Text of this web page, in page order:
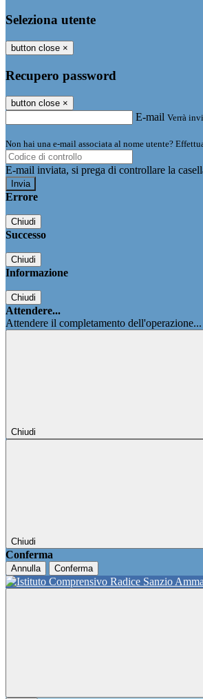
Seleziona utente
button close ×
Recupero password
button close ×
E-mail Verrà
Non hai una e-mail associata al nome utente?
E-mail inviata, si prega di controllare la
Errore
Chiudi
Successo
Chiudi
Informazione
Chiudi
Attendere...
Attendere il completamento dell'operazione...
Chiudi
Chiudi
Conferma
Annulla Conferma